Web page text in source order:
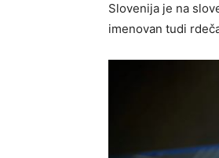
Slovenija je na
imenovan tudi